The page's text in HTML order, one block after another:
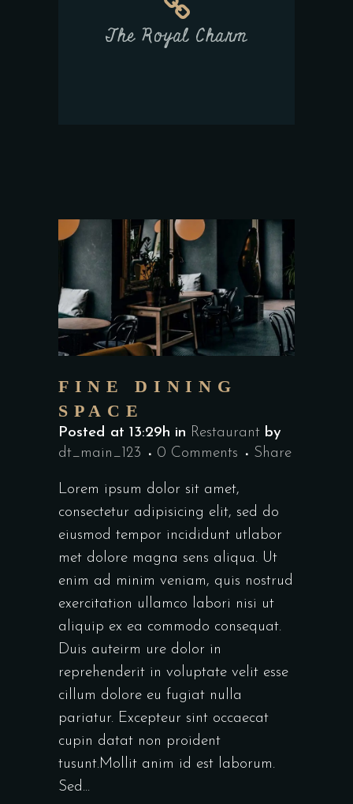
The Royal Charm
FINE DINING
SPACE
Posted at 13:29h in Restaurant by
dt_main_123
0 Comments Share
Lorem ipsum dolor sit amet,
consectetur adipisicing elit, sed do
eiusmod tempor incididunt utlabor
met dolore magna sens aliqua. Ut
enim ad minim veniam, quis nostrud
exercitation ullamco labori nisi ut
aliquip ex ea commodo consequat.
Duis auteirm ure dolor in
reprehenderit in voluptate velit esse
cillum dolore eu fugiat nulla
pariatur. Excepteur sint occaecat
cupin datat non proident
tusunt.Mollit anim id est laborum.
Sed...